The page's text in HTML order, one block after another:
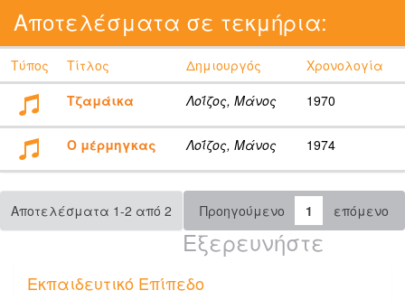
Αποτελέσματα σε τεκμήρια:
Τύπος Τίτλος Δημιουργός
Χρονολογία
Τζαμάικα
Λοΐζος, Μάνος 1970
Ο μέρμηγκας Λοΐζος, Μάνος 1974
Αποτελέσματα 1-2 από 2 Προηγούμενο 1 επόμενο
Εξερευνήστε
Εκπαιδευτικό Επίπεδο